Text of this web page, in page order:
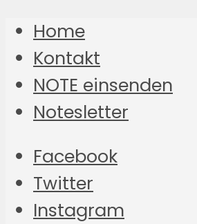
Home
Kontakt
NOTE einsenden
Notesletter
Facebook
Twitter
Instagram